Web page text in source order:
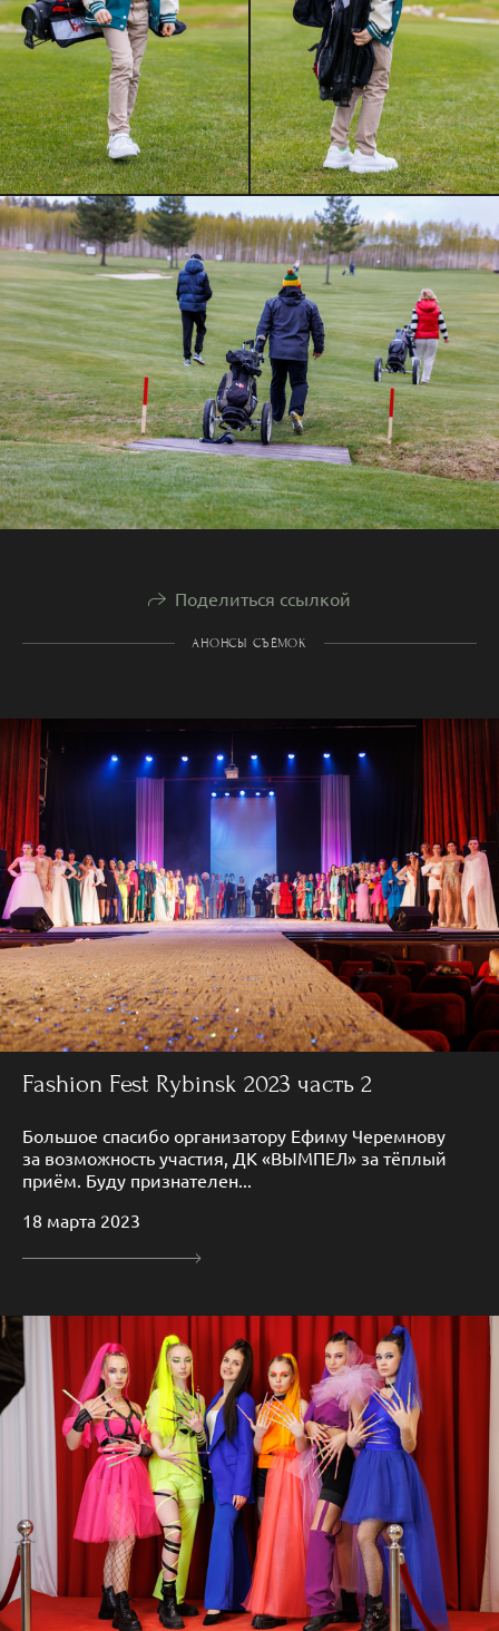
Поделиться ссылкой
АНОНСЫ СЪЁМОК
Fashion Fest Rybinsk 2023 часть 2
Большое спасибо организатору Ефиму Черемнову
за возможность участия, ДК «ВЫМПЕЛ» за тёплый
приём. Буду признателен...
18 марта 2023